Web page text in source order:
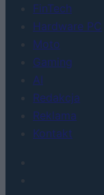
FinTech
Hardware PC
Moto
Gaming
AI
Redakcja
Reklama
Kontakt